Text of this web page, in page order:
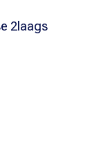
2laags